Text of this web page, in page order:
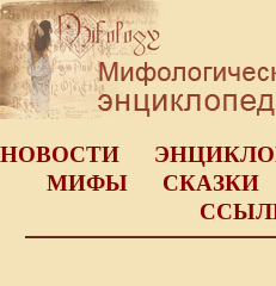
НОВОСТИ
МИФЫ
СКАЗКИ